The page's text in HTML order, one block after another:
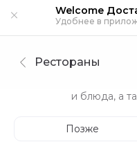
Welcome
Удобнее в
Скидка 15%
Рестораны
и блюда, а
Позже